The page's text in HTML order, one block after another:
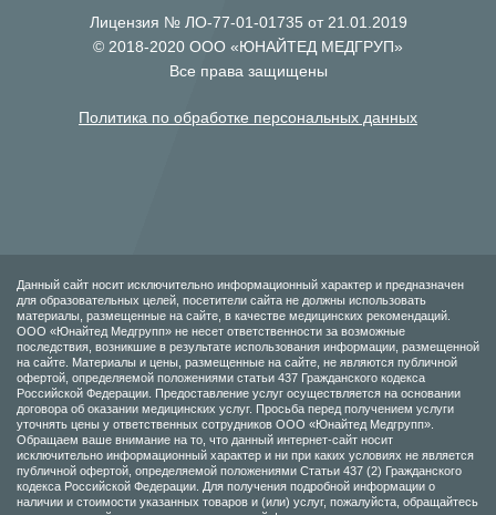
Лицензия № ЛО-77-01-01735 от 21.01.2019
© 2018-2020 ООО «ЮНАЙТЕД МЕДГРУП»
Все права защищены
Политика по обработке персональных данных
Данный сайт носит исключительно информационный характер и предназначен
для образовательных целей, посетители сайта не должны использовать
материалы, размещенные на сайте, в качестве медицинских рекомендаций.
ООО «Юнайтед Медгрупп» не несет ответственности за возможные
последствия, возникшие в результате использования информации, размещенной
на сайте. Материалы и цены, размещенные на сайте, не являются публичной
офертой, определяемой положениями статьи 437 Гражданского кодекса
Российской Федерации. Предоставление услуг осуществляется на основании
договора об оказании медицинских услуг. Просьба перед получением услуги
уточнять цены у ответственных сотрудников ООО «Юнайтед Медгрупп».
Обращаем ваше внимание на то, что данный интернет-сайт носит
исключительно информационный характер и ни при каких условиях не является
публичной офертой, определяемой положениями Статьи 437 (2) Гражданского
кодекса Российской Федерации. Для получения подробной информации о
наличии и стоимости указанных товаров и (или) услуг, пожалуйста, обращайтесь